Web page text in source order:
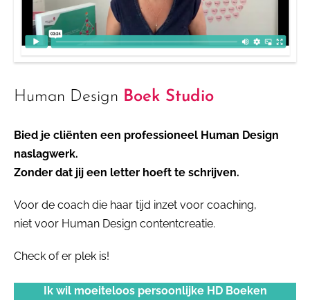
Human Design Boek Studio
Bied je cliënten een professioneel Human Design
naslagwerk.
Zonder dat jij een letter hoeft te schrijven.
Voor de coach die haar tijd inzet voor coaching,
niet voor Human Design contentcreatie.
Check of er plek is!
Ik wil moeiteloos persoonlijke HD Boeken